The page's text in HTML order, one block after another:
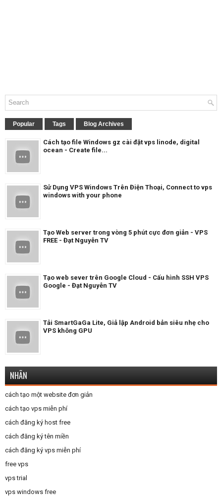
Popular Tags Blog Archives
Cách tạo file Windows gz cài đặt vps linode, digital
ocean - Create file...
Sử Dụng VPS Windows Trên Điện Thoại, Connect to vps
windows with your phone
Tạo Web server trong vòng 5 phút cực đơn giản - VPS
FREE - Đạt Nguyễn TV
Tạo web sever trên Google Cloud - Cấu hình SSH VPS
Google - Đạt Nguyễn TV
Tải SmartGaGa Lite, Giả lập Android bản siêu nhẹ cho
VPS không GPU
NHÃN
cách tạo một website đơn giản
cách tạo vps miễn phí
cách đăng ký host free
cách đăng ký tên miền
cách đăng ký vps miễn phí
free vps
vps trial
vps windows free